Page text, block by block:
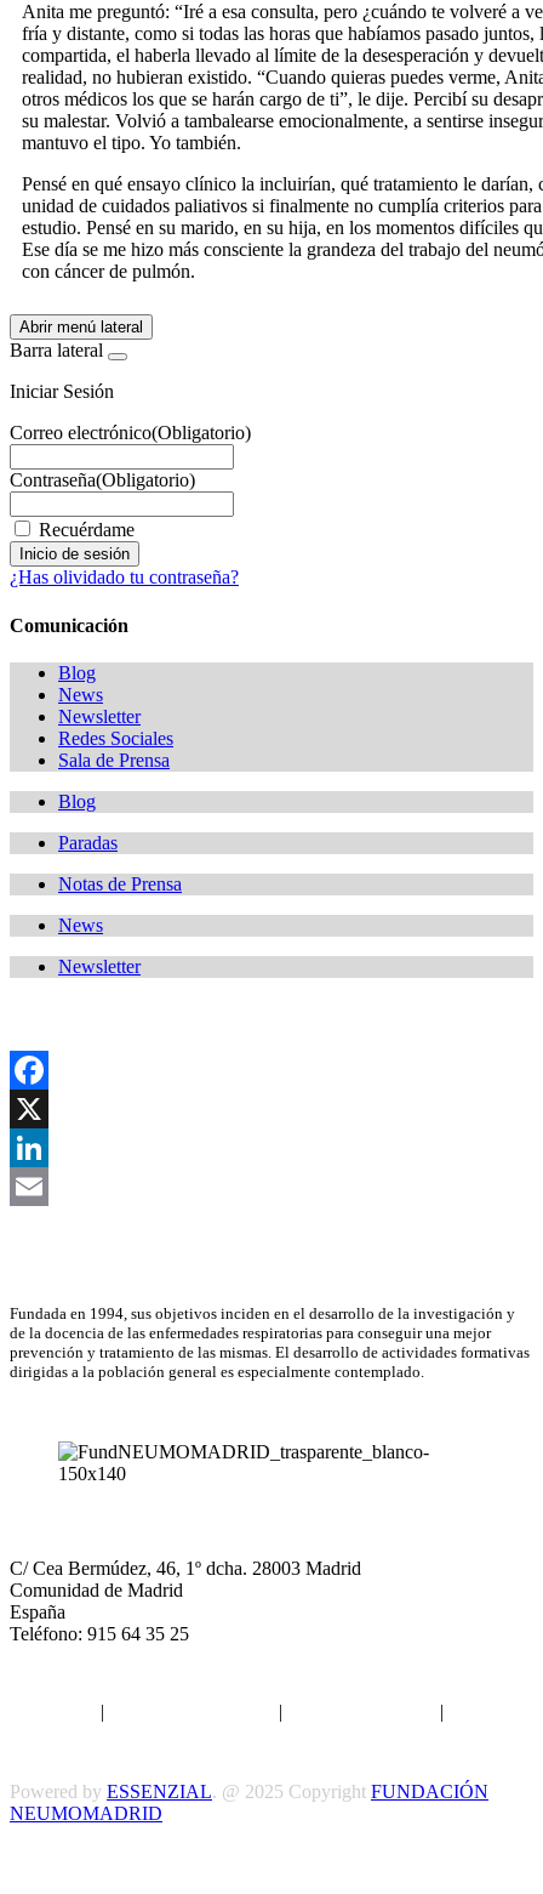
Anita me preguntó: “Iré a esa consulta, pero ¿cuándo te volveré a
fría y distante, como si todas las horas que habíamos pasado
compartida, el haberla llevado al límite de la desesperación y
realidad, no hubieran existido. “Cuando quieras puedes verme,
otros médicos los que se harán cargo de ti”, le dije. Percibí su
su malestar. Volvió a tambalearse emocionalmente, a sentirse
mantuvo el tipo. Yo también.
Pensé en qué ensayo clínico la incluirían, qué tratamiento le darían,
unidad de cuidados paliativos si finalmente no cumplía criterios
estudio. Pensé en su marido, en su hija, en los momentos difíciles
Ese día se me hizo más consciente la grandeza del trabajo del
con cáncer de pulmón.
Abrir menú lateral
Barra lateral
Iniciar Sesión
Correo electrónico(Obligatorio)
Contraseña(Obligatorio)
Recuérdame
¿Has olividado tu contraseña?
Comunicación
Blog
News
Newsletter
Redes Sociales
Sala de Prensa
Blog
Paradas
Notas de Prensa
News
Newsletter
Facebook
X
LinkedIn
Fundada en 1994, sus objetivos inciden en el desarrollo de la investigación y
de la docencia de las enfermedades respiratorias para conseguir una mejor
prevención y tratamiento de las mismas. El desarrollo de actividades formativas
dirigidas a la población general es especialmente contemplado.
C/ Cea Bermúdez, 46, 1º dcha. 28003 Madrid
Comunidad de Madrid
España
Teléfono: 915 64 35 25
| | |
Powered by ESSENZIAL. @ 2025 Copyright FUNDACIÓN
NEUMOMADRID